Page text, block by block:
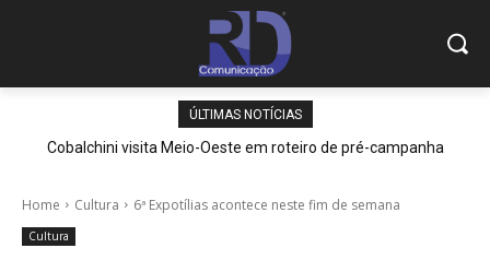
ÚLTIMAS NOTÍCIAS
Cobalchini visita Meio-Oeste em roteiro de pré-campanha
Home Cultura 6ª Expotílias acontece neste fim de semana
Cultura